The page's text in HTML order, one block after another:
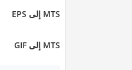
MTS إلى EPS
MTS إلى GIF